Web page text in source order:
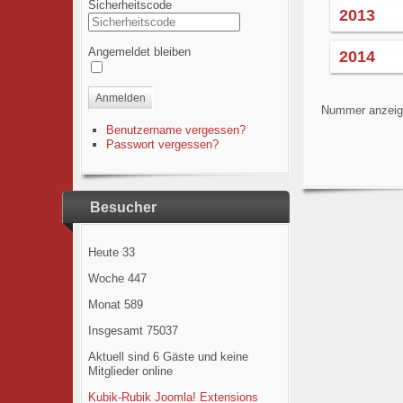
Sicherheitscode
Angemeldet bleiben
Anmelden
Benutzername vergessen?
Passwort vergessen?
Besucher
Heute 33
Woche 447
Monat 589
Insgesamt 75037
Aktuell sind 6 Gäste und keine
Mitglieder online
Kubik-Rubik Joomla! Extensions
2013
2014
Nummer